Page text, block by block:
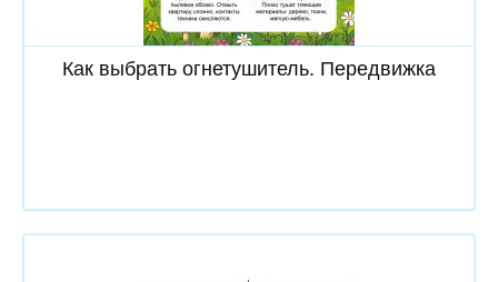
Скачать
Как выбрать огнетушитель. Передвижка